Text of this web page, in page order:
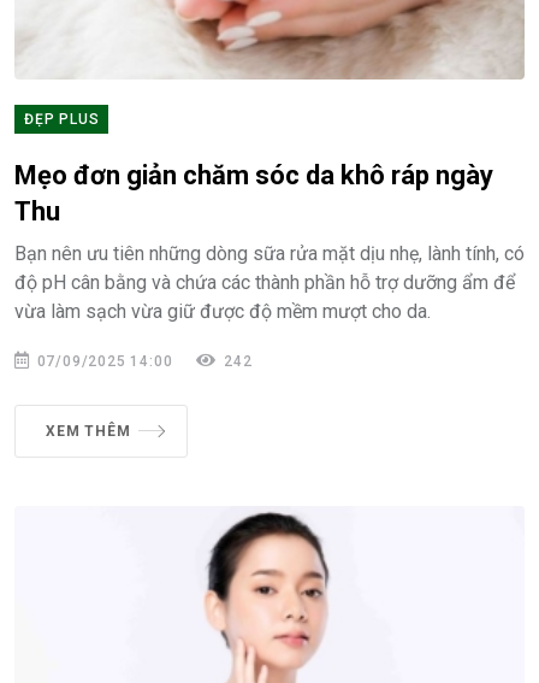
ĐẸP PLUS
Mẹo đơn giản chăm sóc da khô ráp ngày
Thu
Bạn nên ưu tiên những dòng sữa rửa mặt dịu nhẹ, lành tính, có
độ pH cân bằng và chứa các thành phần hỗ trợ dưỡng ẩm để
vừa làm sạch vừa giữ được độ mềm mượt cho da.
07/09/2025 14:00 242
XEM THÊM